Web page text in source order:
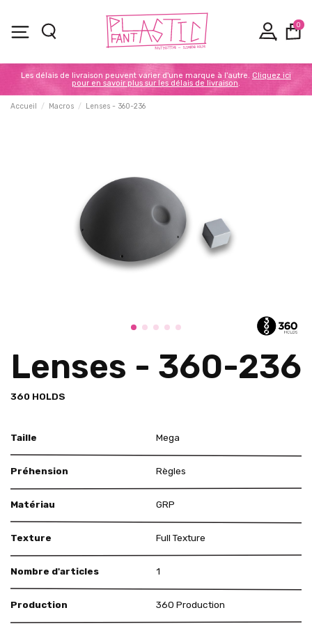
0
Les délais de livraison peuvent varier d'une marque à l'autre. Cliquez ici
pour en savoir plus sur les délais de livraison.
Accueil Macros Lenses - 360-236
Lenses - 360-236
360 HOLDS
Taille Mega
Préhension Règles
Matériau GRP
Texture Full Texture
Nombre d'articles 1
Production 360 Production